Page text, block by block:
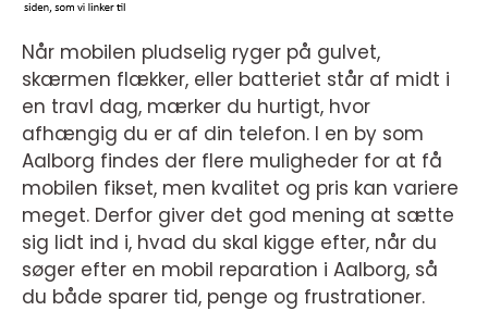
Når mobilen pludselig ryger på gulvet,
skærmen flækker, eller batteriet står af midt i
en travl dag, mærker du hurtigt, hvor
afhængig du er af din telefon. I en by som
Aalborg findes der flere muligheder for at få
mobilen fikset, men kvalitet og pris kan variere
meget. Derfor giver det god mening at sætte
sig lidt ind i, hvad du skal kigge efter, når du
søger efter en mobil reparation i Aalborg, så
du både sparer tid, penge og frustrationer.